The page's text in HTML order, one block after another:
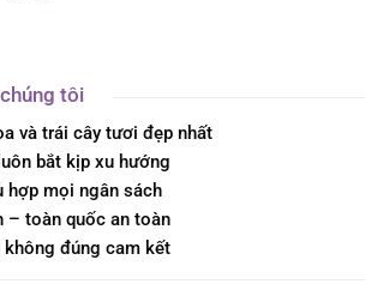
tôi
và trái cây tươi đẹp nhất
bắt kịp xu hướng
hợp mọi ngân sách
– toàn quốc an toàn
không đúng cam kết